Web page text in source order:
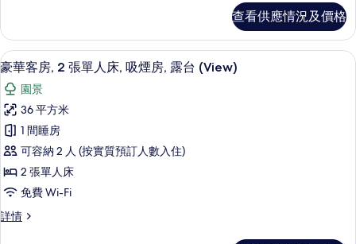
準
雙
人
床,
吸
煙
房
(Pyramid
view
with
1
張
標
雙
人
床,
吸
煙
房
(Pyramid
view
Exec
查看供應情況及價格
載
入
所
有
豪
華
客
房,
2
迷你吧、房內夾萬、書桌、熨斗/熨衫
6
豪華客房, 2 張單人床, 吸煙房, 露台 (View)
園景
36 平方米
1 間睡房
可容納 2 人 (按實質預訂人數入住)
2 張單人床
免費 Wi-Fi
詳情
豪